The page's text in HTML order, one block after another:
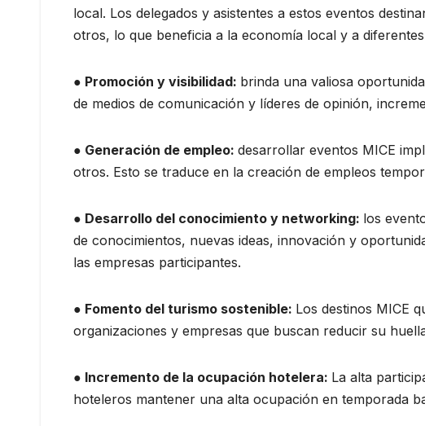
local. Los delegados y asistentes a estos eventos
otros, lo que beneficia a la economía local y a
● Promoción y visibilidad: brinda una valiosa
de medios de comunicación y líderes de opinión,
● Generación de empleo: desarrollar eventos MICE
otros. Esto se traduce en la creación de empleos
● Desarrollo del conocimiento y networking: los
de conocimientos, nuevas ideas, innovación y
las empresas participantes.
● Fomento del turismo sostenible: Los destinos MICE
organizaciones y empresas que buscan reducir su
● Incremento de la ocupación hotelera: La alta
hoteleros mantener una alta ocupación en temporada